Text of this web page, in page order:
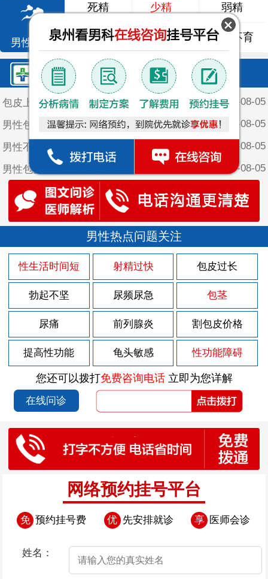
男性不育
死精 少精 弱精
精液异常 精子畸形 男性不育
鲤泉·最新文章
包皮上长个红颗粒 2026-08-05
男性包皮有什么危害 2026-08-05
男性不割包皮会咋样 2026-08-05
2026-08-05
男性不割包皮的坏处 2026-08-05
男性包皮长为什么会影响夫妻生活
包皮上长一堆小疙瘩
包皮上有红色的斑块 2026-07-30
男人该怎样做好前列腺炎的护理 2026-07-29
男人得了前列腺炎有什么征兆？ 2026-07-29
男性前列腺炎的后果 2026-07-29
男性前列腺炎的症状有哪些 2026-07-29
男性前列腺炎的症状如何表现 2026-07-29
包皮上有红斑块 2026-07-28
包皮上有点溃烂 2026-07-25
2026-07-24
导致男性早泄的原因是什么呢 2026-07-24
导致男性患上早泄的因素有哪些
憋尿治疗早泄“不靠谱”
导致男性早泄的病因是什么 2026-07-24
包皮上有白疙瘩 2026-07-23
包皮上有小肉流脓
男性热点问题关注
性生活时间短 射精过快 包皮过长
勃起不坚 尿频尿急 包茎
尿痛 前列腺炎 割包皮价格
提高性功能 龟头敏感 性功能障碍
您还可以拨打免费咨询电话立即为您详解
在线问诊
网络预约挂号平台
免 预约挂号费 优 先安排就诊 享 医师会诊
姓名：